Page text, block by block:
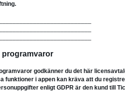
programvaror
godkänner du det här
funktioner i appen kan kräva att du
enligt GDPR är den kund till